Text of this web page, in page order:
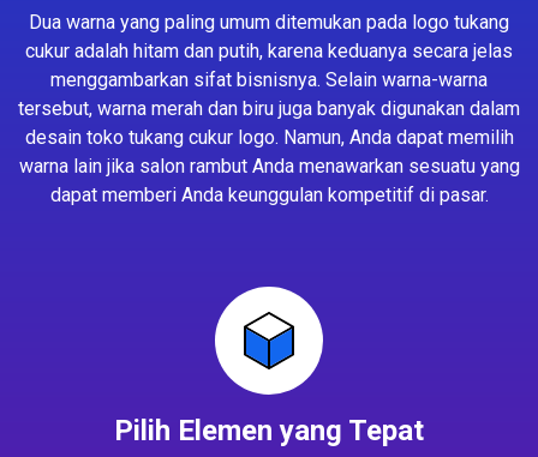
Dua warna yang paling umum ditemukan pada logo tukang
cukur adalah hitam dan putih, karena keduanya secara jelas
menggambarkan sifat bisnisnya. Selain warna-warna
tersebut, warna merah dan biru juga banyak digunakan dalam
desain toko tukang cukur logo. Namun, Anda dapat memilih
warna lain jika salon rambut Anda menawarkan sesuatu yang
dapat memberi Anda keunggulan kompetitif di pasar.
Pilih Elemen yang Tepat